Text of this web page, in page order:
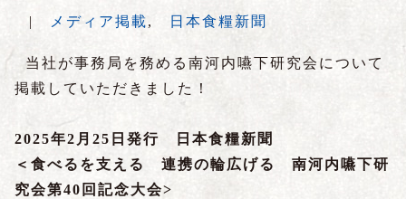
| メディア掲載, 日本食糧新聞
当社が事務局を務める南河内嚥下研究会について
掲載していただきました！
2025年2月25日発行 日本食糧新聞
＜食べるを支える 連携の輪広げる 南河内嚥下研
究会第40回記念大会>